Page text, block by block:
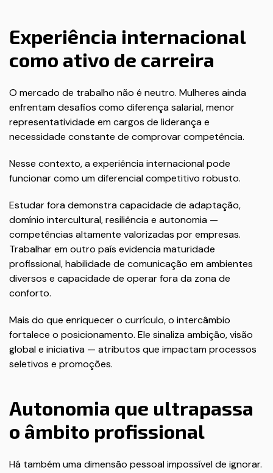
Experiência internacional
como ativo de carreira
O mercado de trabalho não é neutro. Mulheres ainda
enfrentam desafios como diferença salarial, menor
representatividade em cargos de liderança e
necessidade constante de comprovar competência.
Nesse contexto, a experiência internacional pode
funcionar como um diferencial competitivo robusto.
Estudar fora demonstra capacidade de adaptação,
domínio intercultural, resiliência e autonomia —
competências altamente valorizadas por empresas.
Trabalhar em outro país evidencia maturidade
profissional, habilidade de comunicação em ambientes
diversos e capacidade de operar fora da zona de
conforto.
Mais do que enriquecer o currículo, o intercâmbio
fortalece o posicionamento. Ele sinaliza ambição, visão
global e iniciativa — atributos que impactam processos
seletivos e promoções.
Autonomia que ultrapassa
o âmbito profissional
Há também uma dimensão pessoal impossível de ignorar.